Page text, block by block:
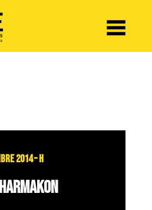
2014 – H